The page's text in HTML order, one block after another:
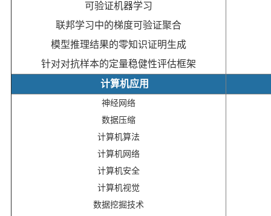
可验证机器学习
联邦学习中的梯度可验证聚合
模型推理结果的零知识证明生成
针对对抗样本的定量稳健性评估框架
计算机应用
神经网络
数据压缩
计算机算法
计算机网络
计算机安全
计算机视觉
数据挖掘技术